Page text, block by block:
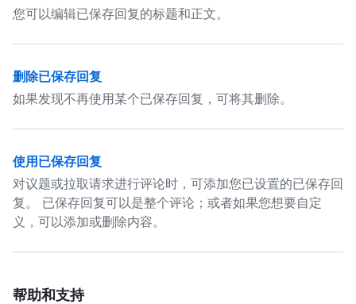
您可以编辑已保存回复的标题和正文。
删除已保存回复
如果发现不再使用某个已保存回复，可将其删除。
使用已保存回复
对议题或拉取请求进行评论时，可添加您已设置的已保存回
复。 已保存回复可以是整个评论；或者如果您想要自定
义，可以添加或删除内容。
帮助和支持